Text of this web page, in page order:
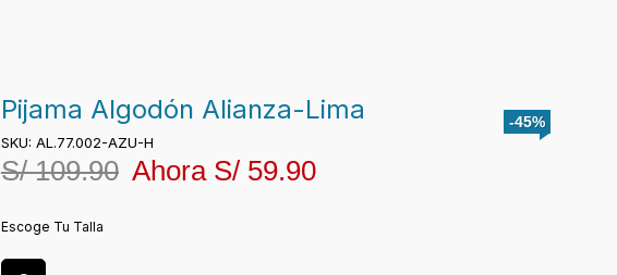
Pijama Algodón Alianza-Lima
SKU: AL.77.002-AZU-H
S/109.90 Ahora S/ 59.90
-45%
Escoge Tu Talla